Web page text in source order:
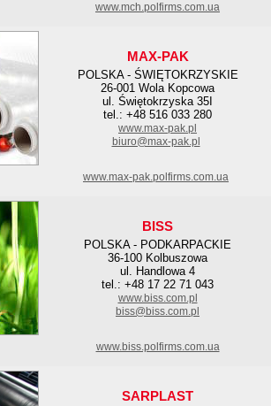
www.mch.polfirms.com.ua
MAX-PAK
POLSKA - ŚWIĘTOKRZYSKIE
26-001 Wola Kopcowa
ul. Świętokrzyska 35I
tel.: +48 516 033 280
www.max-pak.pl
biuro@max-pak.pl
www.max-pak.polfirms.com.ua
BISS
POLSKA - PODKARPACKIE
36-100 Kolbuszowa
ul. Handlowa 4
tel.: +48 17 22 71 043
www.biss.com.pl
biss@biss.com.pl
www.biss.polfirms.com.ua
SARPLAST